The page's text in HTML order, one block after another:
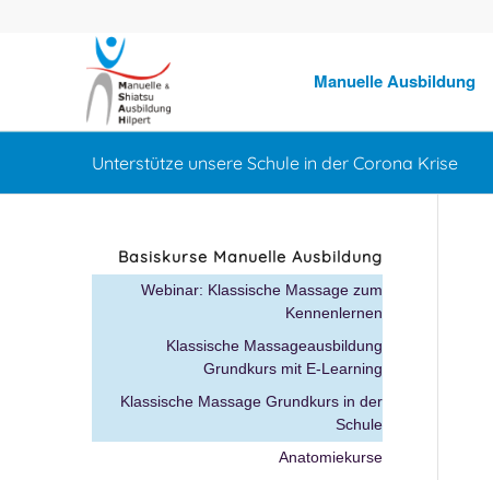
Manuelle Ausbildung
Unterstütze unsere Schule in der Corona Krise
Basiskurse Manuelle Ausbildung
Webinar: Klassische Massage zum
Kennenlernen
Klassische Massageausbildung
Grundkurs mit E-Learning
Klassische Massage Grundkurs in der
Schule
Anatomiekurse